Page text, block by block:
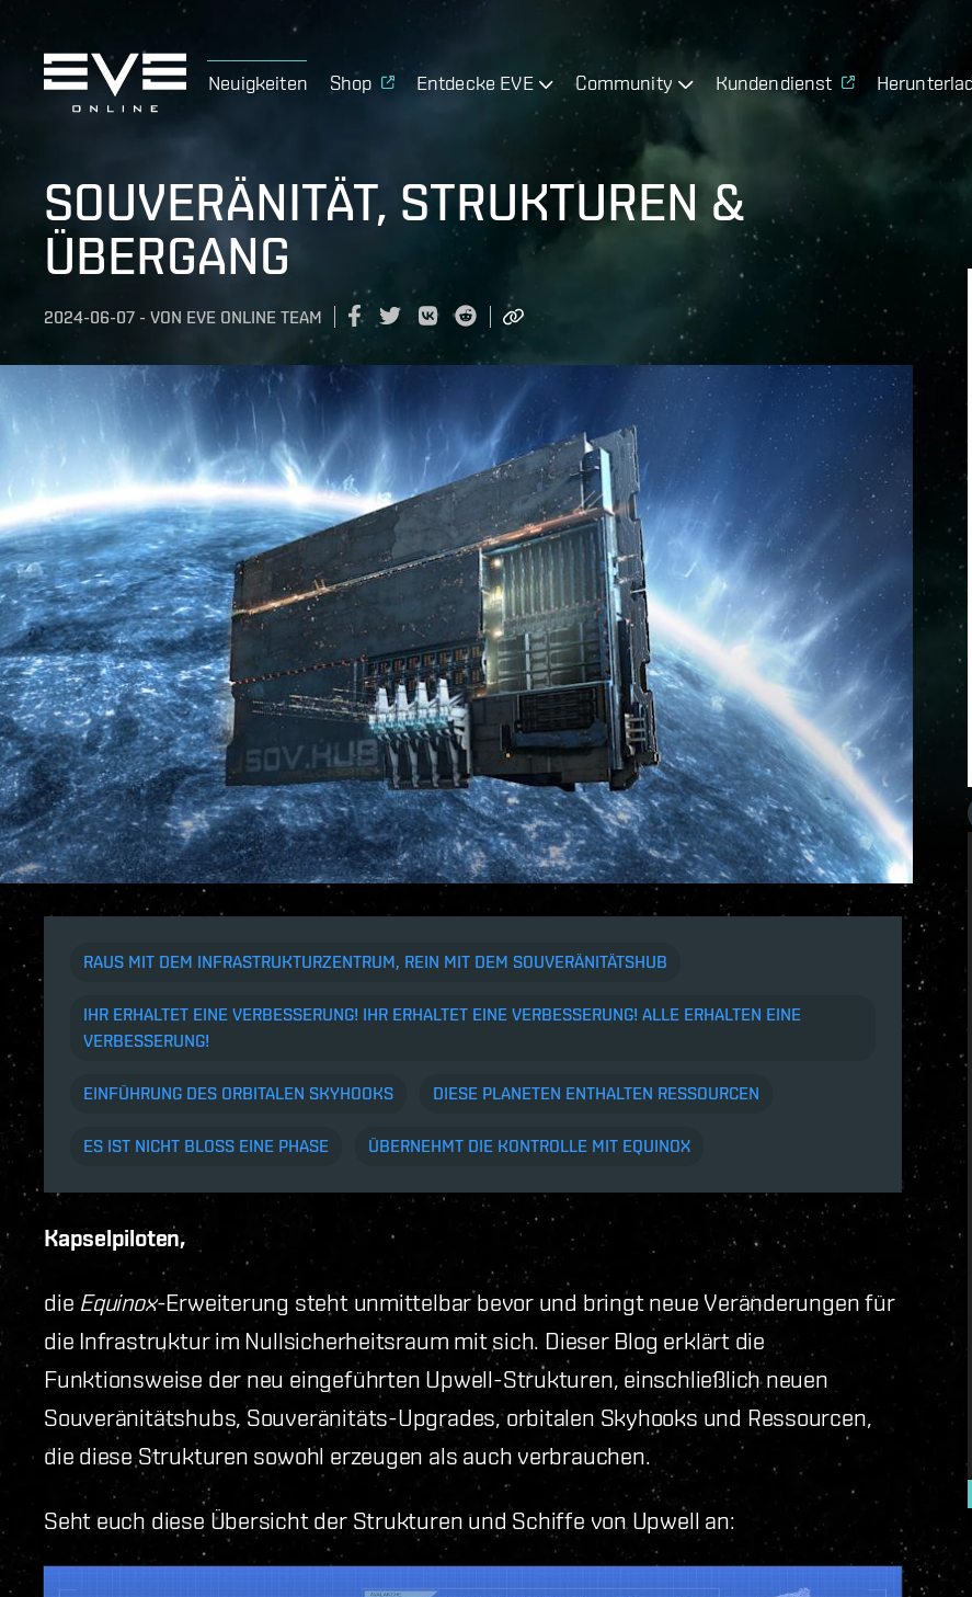
Neuigkeiten Shop Entdecke EVE Community Kundendienst
SOUVERÄNITÄT, STRUKTUREN &
ÜBERGANG
2024-06-07 - VON EVE ONLINE TEAM
RAUS MIT DEM INFRASTRUKTURZENTRUM, REIN MIT DEM SOUVERÄNITÄTSHUB
IHR ERHALTET EINE VERBESSERUNG! IHR ERHALTET EINE VERBESSERUNG! ALLE ERHALTEN EINE
VERBESSERUNG!
EINFÜHRUNG DES ORBITALEN SKYHOOKS DIESE PLANETEN ENTHALTEN RESSOURCEN
ES IST NICHT BLOSS EINE PHASE ÜBERNEHMT DIE KONTROLLE MIT EQUINOX
Kapselpiloten,
die Equinox-Erweiterung steht unmittelbar bevor und bringt neue Veränderungen für
die Infrastruktur im Nullsicherheitsraum mit sich. Dieser Blog erklärt die
Funktionsweise der neu eingeführten Upwell-Strukturen, einschließlich neuen
Souveränitätshubs, Souveränitäts-Upgrades, orbitalen Skyhooks und Ressourcen,
die diese Strukturen sowohl erzeugen als auch verbrauchen.
Seht euch diese Übersicht der Strukturen und Schiffe von Upwell an: